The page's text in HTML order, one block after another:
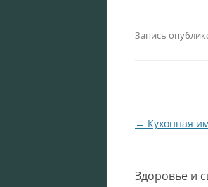
Запись
Навигация
← Кухонная
Здоровье и